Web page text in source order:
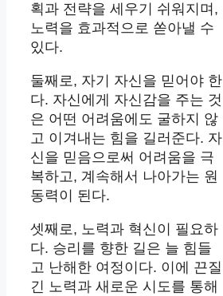
획과 전략을 세우기 쉬워지며,
노력을 효과적으로 쏟아낼 수
있다.
둘째로, 자기 자신을 믿어야 한
다. 자신에게 자신감을 주는 것
은 어떤 어려움에도 굴하지 않
고 이겨내는 힘을 길러준다. 자
신을 믿음으로써 어려움을 극
복하고, 계속해서 나아가는 원
동력이 된다.
셋째로, 노력과 혁신이 필요하
다. 승리를 향한 길은 늘 힘들
고 난해한 여정이다. 이에 끈질
긴 노력과 새로운 시도를 통해